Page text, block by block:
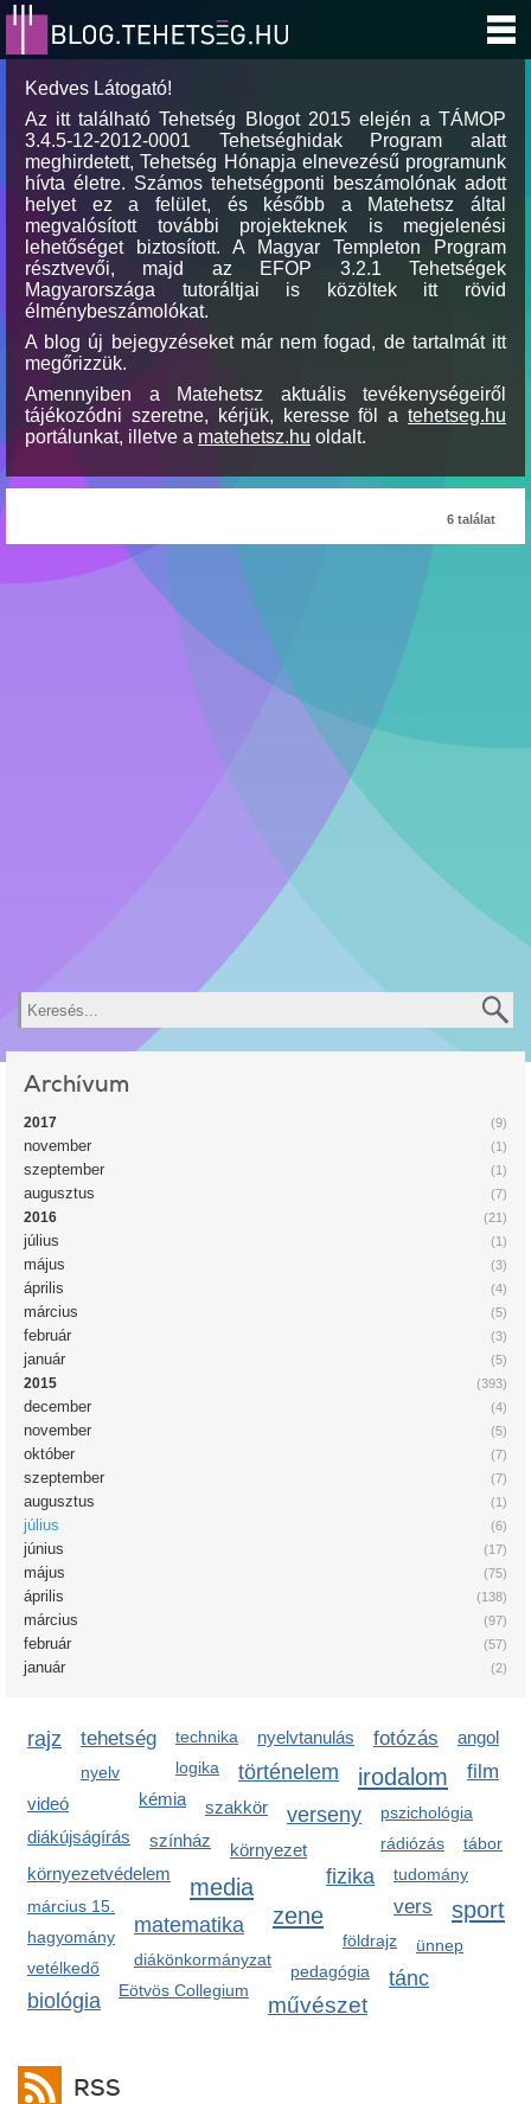
Kedves Látogató!
Az itt található Tehetség Blogot 2015 elején a TÁMOP
3.4.5-12-2012-0001 Tehetséghidak Program alatt
meghirdetett, Tehetség Hónapja elnevezésű programunk
hívta életre. Számos tehetségponti beszámolónak adott
helyet ez a felület, és később a Matehetsz által
megvalósított további projekteknek is megjelenési
lehetőséget biztosított. A Magyar Templeton Program
résztvevői, majd az EFOP 3.2.1 Tehetségek
Magyarországa tutoráltjai is közöltek itt rövid
élménybeszámolókat.
A blog új bejegyzéseket már nem fogad, de tartalmát itt
megőrizzük.
Amennyiben a Matehetsz aktuális tevékenységeiről
tájékozódni szeretne, kérjük, keresse föl a tehetseg.hu
portálunkat, illetve a matehetsz.hu oldalt.
6 találat
Keresés
Archívum
(9)
2017
(1)
november
(1)
szeptember
(7)
augusztus
(21)
2016
(1)
július
(3)
május
(4)
április
(5)
március
(3)
február
(5)
január
(393)
2015
(4)
december
(5)
november
(7)
október
(7)
szeptember
(1)
augusztus
(6)
július
(17)
június
(75)
május
(138)
április
(97)
március
(57)
február
(2)
január
rajz tehetség technika nyelvtanulás fotózás angol
logika történelem irodalom
nyelv
kémia
videó szakkör verseny pszichológia
diákújságírás színház rádiózás
környezet
környezetvédelem
tábor
fizika tudomány
media
vers
március 15. sport
matematika zene
hagyomány földrajz
film
ünnep
diákönkormányzat
vetélkedő
pedagógia
Eötvös Collegium
tánc
művészet
biológia
RSS